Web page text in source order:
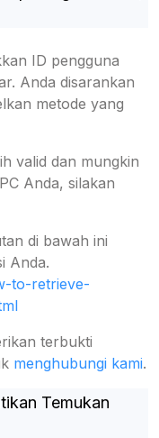
ID pengguna
Anda disarankan
metode yang
valid dan mungkin
Anda, silakan
di bawah ini
Anda.
to-retrieve-
terbukti
menghubungi kami.
Temukan